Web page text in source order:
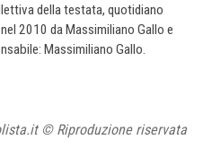
della testata, quotidiano
2010 da Massimiliano Gallo e
Massimiliano Gallo.
© Riproduzione riservata